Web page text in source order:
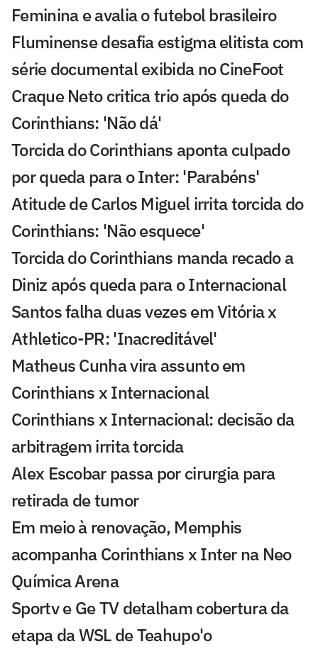
Feminina e avalia o futebol brasileiro
Fluminense desafia estigma elitista com
série documental exibida no CineFoot
Craque Neto critica trio após queda do
Corinthians: 'Não dá'
Torcida do Corinthians aponta culpado
por queda para o Inter: 'Parabéns'
Atitude de Carlos Miguel irrita torcida do
Corinthians: 'Não esquece'
Torcida do Corinthians manda recado a
Diniz após queda para o Internacional
Santos falha duas vezes em Vitória x
Athletico-PR: 'Inacreditável'
Matheus Cunha vira assunto em
Corinthians x Internacional
Corinthians x Internacional: decisão da
arbitragem irrita torcida
Alex Escobar passa por cirurgia para
retirada de tumor
Em meio à renovação, Memphis
acompanha Corinthians x Inter na Neo
Química Arena
Sportv e Ge TV detalham cobertura da
etapa da WSL de Teahupo'o